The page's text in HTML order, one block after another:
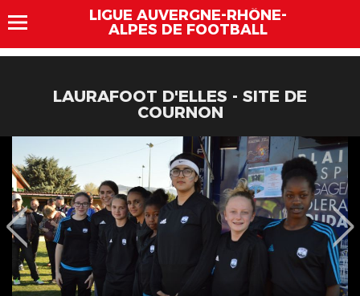
LIGUE AUVERGNE-RHÔNE-
ALPES DE FOOTBALL
LAURAFOOT D'ELLES - SITE DE
COURNON